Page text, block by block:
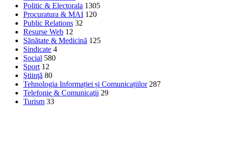
Politic & Electorala 1305
Procuratura & MAI 120
Public Relations 32
Resurse Web 12
Sănătate & Medicină 125
Sindicate 4
Social 580
Sport 12
Ştiinţă 80
Tehnologia Informației și Comunicațiilor 287
Telefonie & Comunicaţii 29
Turism 33